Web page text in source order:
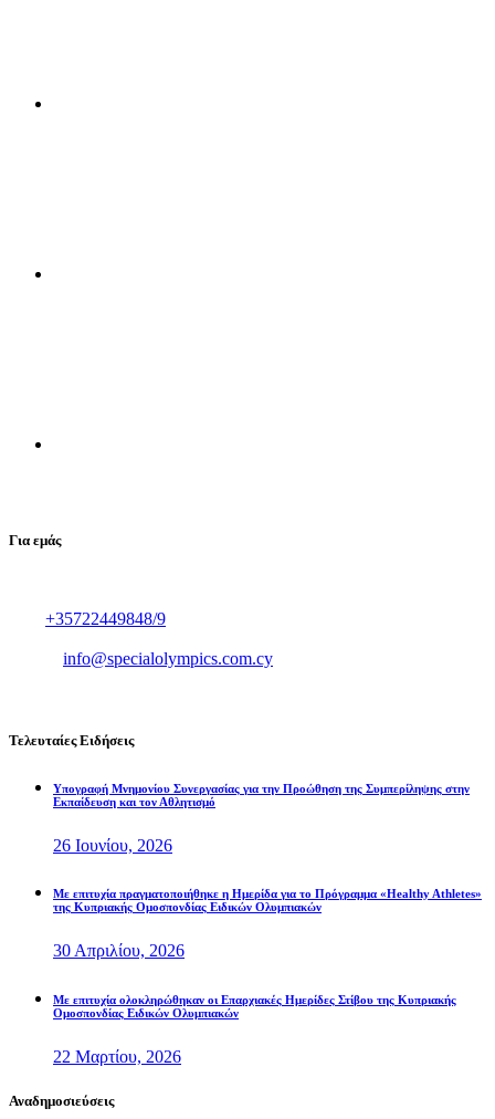
Για εμάς
+35722449848/9
info@specialolympics.com.cy
Τελευταίες Ειδήσεις
Υπογραφή Μνημονίου Συνεργασίας για την Προώθηση της Συμπερίληψης στην
Εκπαίδευση και τον Αθλητισμό
26 Ιουνίου, 2026
Με επιτυχία πραγματοποιήθηκε η Ημερίδα για το Πρόγραμμα «Healthy Athletes»
της Κυπριακής Ομοσπονδίας Ειδικών Ολυμπιακών
30 Απριλίου, 2026
Με επιτυχία ολοκληρώθηκαν οι Επαρχιακές Ημερίδες Στίβου της Κυπριακής
Ομοσπονδίας Ειδικών Ολυμπιακών
22 Μαρτίου, 2026
Αναδημοσιεύσεις